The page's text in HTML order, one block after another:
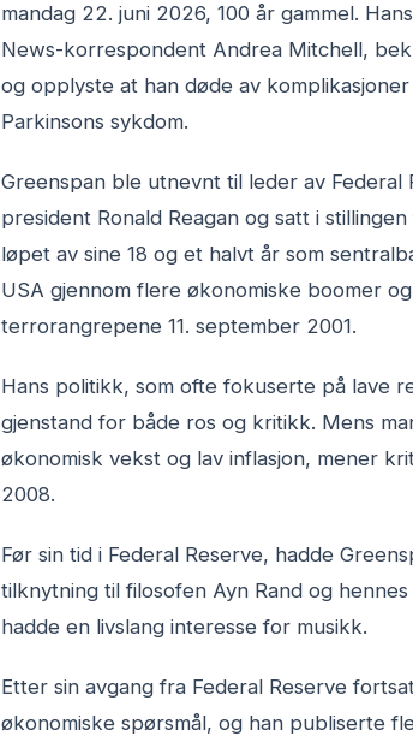
mandag 22. juni 2026, 100 år gammel.
News-korrespondent Andrea Mitchell,
og opplyste at han døde av
Parkinsons sykdom.
Greenspan ble utnevnt til leder av Federal
president Ronald Reagan og satt i
løpet av sine 18 og et halvt år som
USA gjennom flere økonomiske boomer
terrorangrepene 11. september 2001.
Hans politikk, som ofte fokuserte på lave
gjenstand for både ros og kritikk. Mens
økonomisk vekst og lav inflasjon, mener
2008.
Før sin tid i Federal Reserve, hadde
tilknytning til filosofen Ayn Rand og
hadde en livslang interesse for musikk.
Etter sin avgang fra Federal Reserve
økonomiske spørsmål, og han publiserte